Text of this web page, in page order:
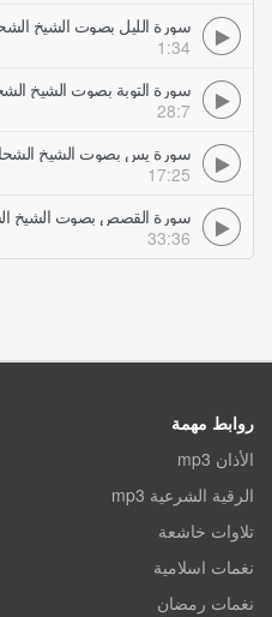
سورة الليل بصوت الشيخ
1:34
سورة التوبة بصوت الشيخ
28:7
سورة يس بصوت الشيخ
17:25
سورة القصص بصوت الشيخ
33:36
روابط مهمة
الأذان mp3
الرقية الشرعية mp3
تلاوات خاشعة
نغمات اسلامية
نغمات رمضان